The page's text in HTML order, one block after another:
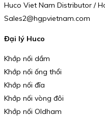
Huco Viet Nam Distributor /
Sales2@hgpvietnam.com
Đại lý Huco
Khớp nối dầm
Khớp nối ống thổi
Khớp nối đĩa
Khớp nối vòng đôi
Khớp nối Oldham